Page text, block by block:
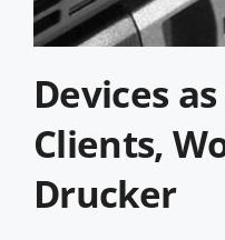
Devices
Clients,
Drucker